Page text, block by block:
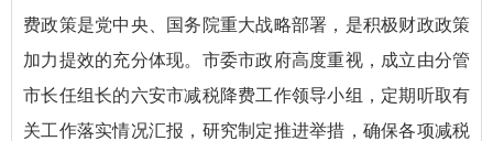
费政策是党中央、国务院重大战略部署，是积极财政政策
加力提效的充分体现。市委市政府高度重视，成立由分管
市长任组长的六安市减税降费工作领导小组，定期听取有
关工作落实情况汇报，研究制定推进举措，确保各项减税